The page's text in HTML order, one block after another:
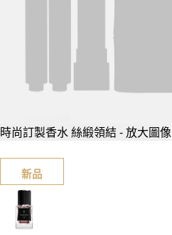
時尚訂製香水 絲緞領結 - 放大圖像
新品